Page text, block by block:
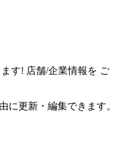
す! 店舗/企業情報を ご
に更新・編集できます。